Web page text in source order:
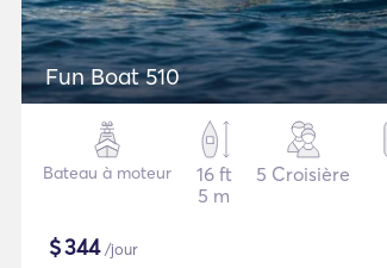
Fun Boat 510
Bateau à moteur
16 ft
5 m
5 Croisière
$344/jour